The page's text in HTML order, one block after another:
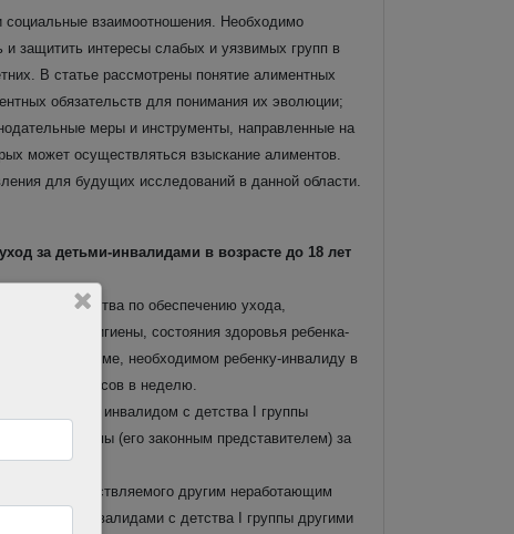
социальные взаимоотношения. Необходимо
защитить интересы слабых и уязвимых групп в
В статье рассмотрены понятие алиментных
обязательств для понимания их эволюции;
меры и инструменты, направленные на
может осуществляться взыскание алиментов.
для будущих исследований в данной области.
за детьми-инвалидами в возрасте до 18 лет
обязательства по обеспечению ухода,
личной гигиены, состояния здоровья ребенка-
в объеме, необходимом ребенку-инвалиду в
менее 14 часов в неделю.
18 лет или инвалидом с детства I группы
I группы (его законным представителем) за
осуществляемого другим неработающим
18 лет и инвалидами с детства I группы другими